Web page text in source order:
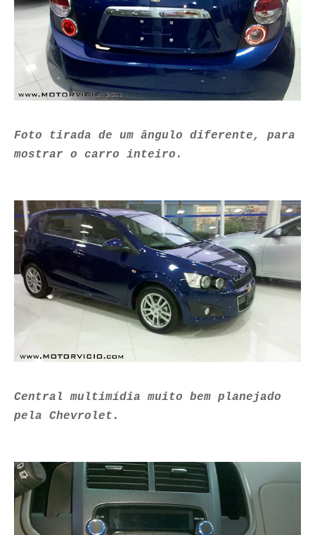
Foto tirada de um ângulo diferente, para
mostrar o carro inteiro.
Central multimídia muito bem planejado
pela Chevrolet.